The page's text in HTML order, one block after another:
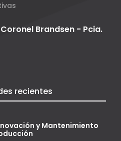
Coronel Brandsen - Pcia.
recientes
y Mantenimiento